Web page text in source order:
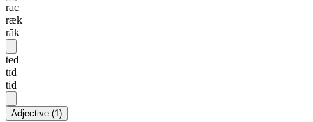
rac
ræk
rāk
ted
tɪd
tid
Adjective (1)